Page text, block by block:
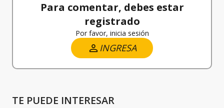
Para comentar, debes estar
registrado
Por favor, inicia sesión
INGRESA
TE PUEDE INTERESAR